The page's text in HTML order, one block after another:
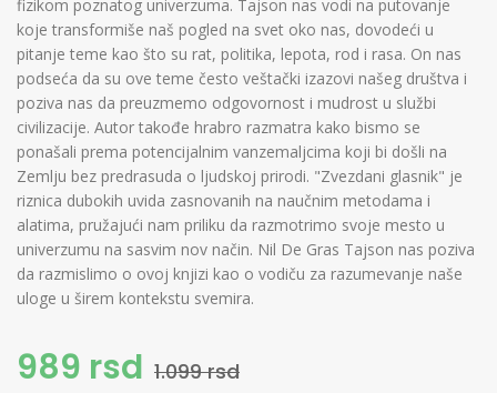
fizikom poznatog univerzuma. Tajson nas vodi na putovanje
koje transformiše naš pogled na svet oko nas, dovodeći u
pitanje teme kao što su rat, politika, lepota, rod i rasa. On nas
podseća da su ove teme često veštački izazovi našeg društva i
poziva nas da preuzmemo odgovornost i mudrost u službi
civilizacije. Autor takođe hrabro razmatra kako bismo se
ponašali prema potencijalnim vanzemaljcima koji bi došli na
Zemlju bez predrasuda o ljudskoj prirodi. "Zvezdani glasnik" je
riznica dubokih uvida zasnovanih na naučnim metodama i
alatima, pružajući nam priliku da razmotrimo svoje mesto u
univerzumu na sasvim nov način. Nil De Gras Tajson nas poziva
da razmislimo o ovoj knjizi kao o vodiču za razumevanje naše
uloge u širem kontekstu svemira.
989 rsd 1.099 rsd